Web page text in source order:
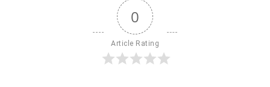
0
Article Rating